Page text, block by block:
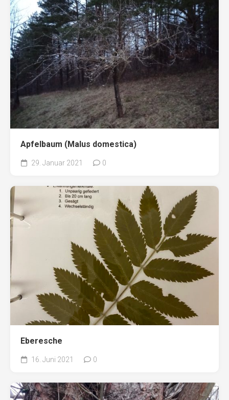
Apfelbaum (Malus domestica)
29. Januar 2021 0
Eberesche
16. Juni 2021 0